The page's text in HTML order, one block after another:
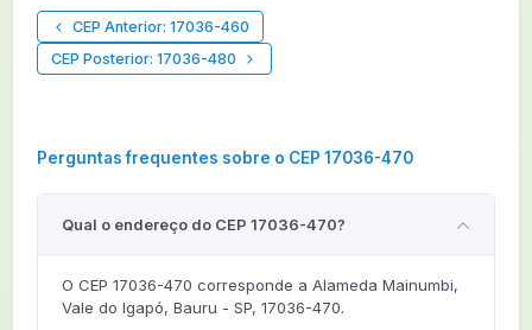
CEP Anterior: 17036-460
CEP Posterior: 17036-480
Perguntas frequentes sobre o CEP 17036-470
Qual o endereço do CEP 17036-470?
O CEP 17036-470 corresponde a Alameda Mainumbi,
Vale do Igapó, Bauru - SP, 17036-470.